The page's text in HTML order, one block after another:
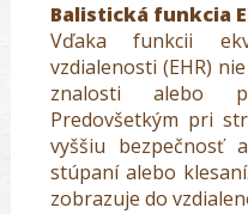
Balistická funkcia
Vďaka funkcii
vzdialenosti (EHR)
znalosti alebo
Predovšetkým pri
vyššiu
stúpaní alebo
zobrazuje do